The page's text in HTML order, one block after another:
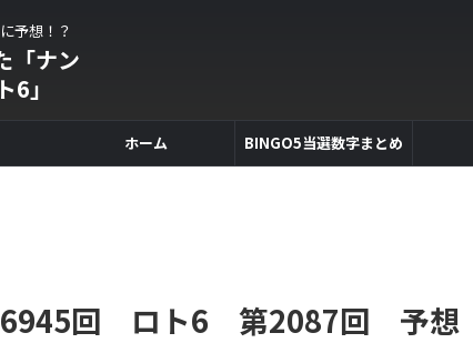
予想！？
「ナン
」
ホーム BINGO5当選数字まとめ
回 ロト6 第2087回 予想